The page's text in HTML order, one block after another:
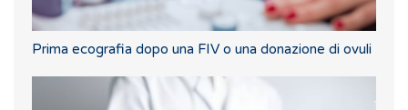
Prima ecografia dopo una FIV o una donazione di ovuli